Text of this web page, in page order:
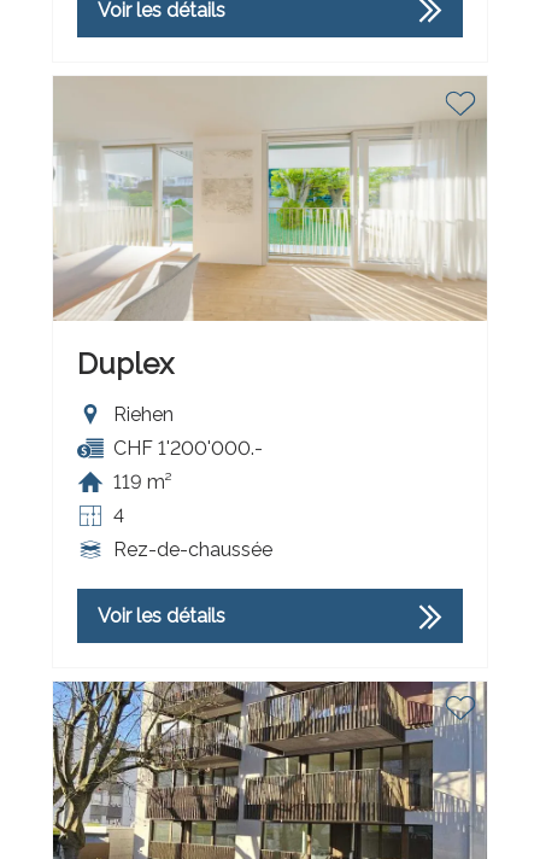
Voir les détails
Duplex
Riehen
CHF 1'200'000.-
119 m²
4
Rez-de-chaussée
Voir les détails